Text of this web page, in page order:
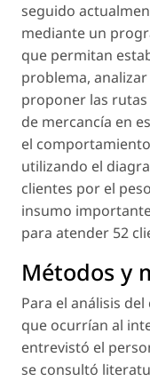
seguido
mediante un
que permitan
problema,
proponer las
de mercancía en
el
utilizando el
clientes por el
insumo
para atender 52
Métodos y
Para el análisis
que ocurrían al
entrevistó el
se consultó